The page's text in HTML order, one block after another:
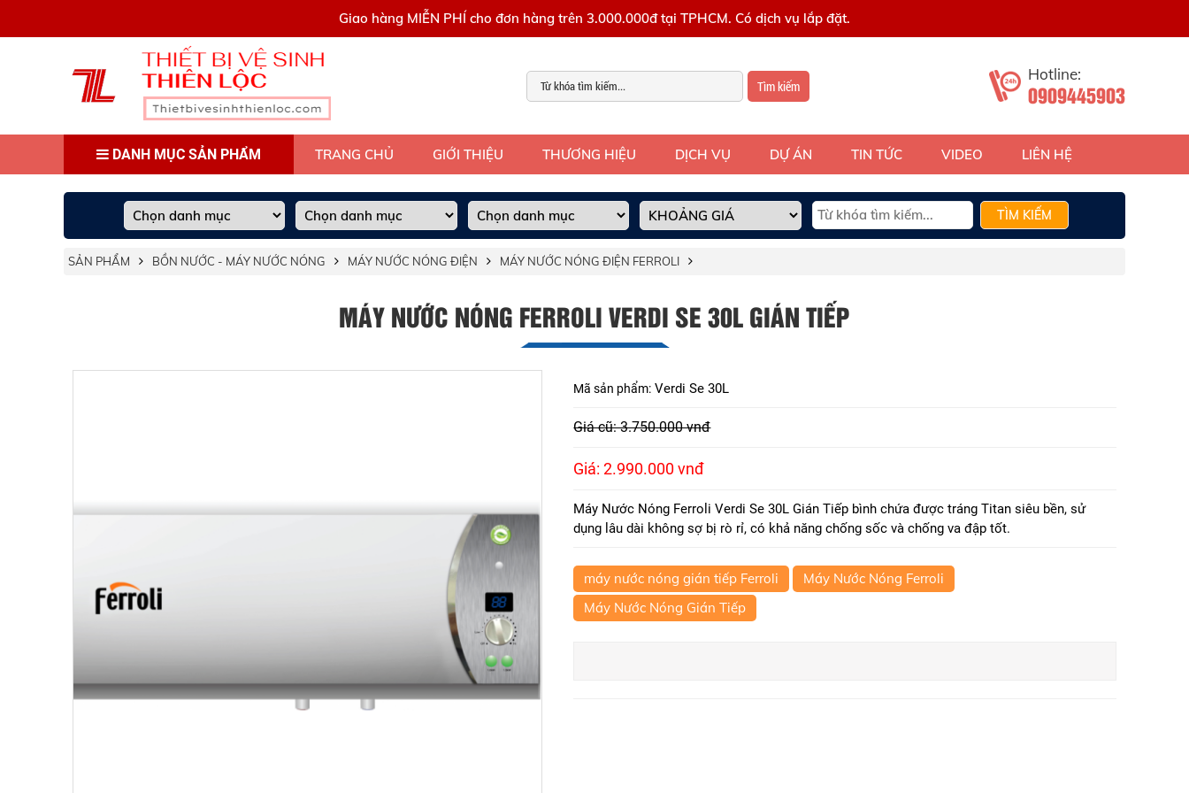
Giao hàng MIỄN PHÍ cho đơn hàng trên 3.000.000đ tại TPHCM. Có dịch vụ lắp đặt.
Tìm kiếm
Hotline:
0909445903
DANH MỤC SẢN PHẨM TRANG CHỦ GIỚI THIỆU THƯƠNG HIỆU DỊCH VỤ DỰ ÁN TIN TỨC VIDEO LIÊN HỆ
TÌM KIẾM
SẢN PHẨM BỒN NƯỚC - MÁY NƯỚC NÓNG MÁY NƯỚC NÓNG ĐIỆN MÁY NƯỚC NÓNG ĐIỆN FERROLI
MÁY NƯỚC NÓNG FERROLI VERDI SE 30L GIÁN TIẾP
Mã sản phẩm: Verdi Se 30L
Giá cũ: 3.750.000 vnđ
Giá: 2.990.000 vnđ
Máy Nước Nóng Ferroli Verdi Se 30L Gián Tiếp bình chứa được tráng Titan siêu bền, sử
dụng lâu dài không sợ bị rò rỉ, có khả năng chống sốc và chống va đập tốt.
máy nước nóng gián tiếp Ferroli
Máy Nước Nóng Ferroli
Máy Nước Nóng Gián Tiếp